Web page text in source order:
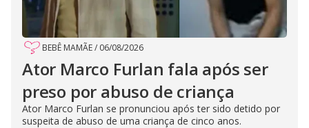
BEBÊ MAMÃE/ 06/08/2026
Ator Marco Furlan fala após ser
preso por abuso de criança
Ator Marco Furlan se pronunciou após ter sido detido por
suspeita de abuso de uma criança de cinco anos.